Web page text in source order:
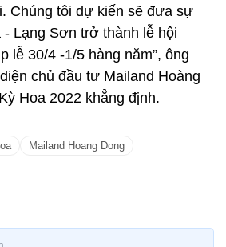
Chúng tôi dự kiến sẽ đưa sự
- Lạng Sơn trở thành lễ hội
lễ 30/4 -1/5 hàng năm”, ông
chủ đầu tư Mailand Hoàng
Hoa 2022 khẳng định.
Mailand Hoang Dong